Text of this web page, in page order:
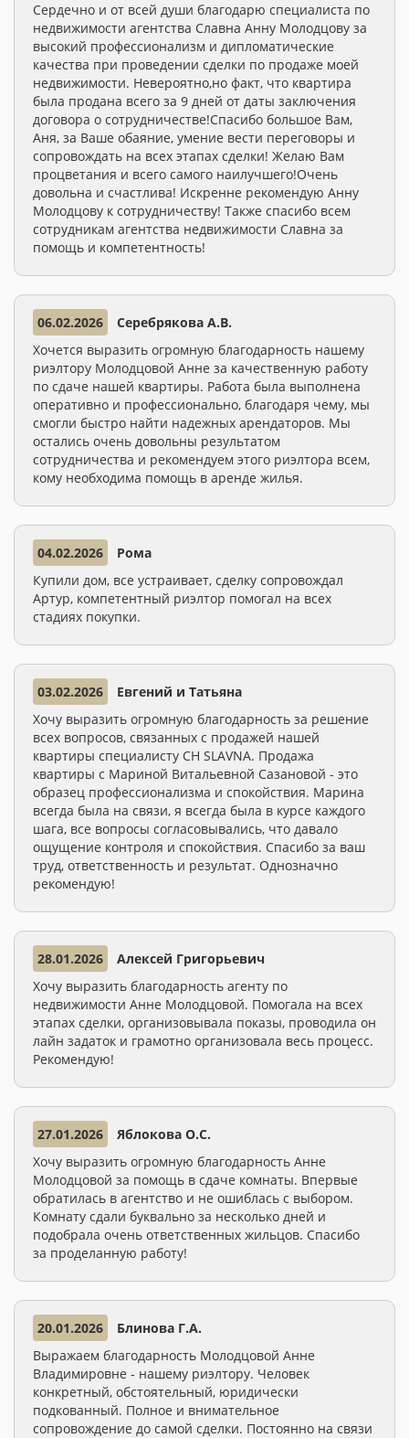
Сердечно и от всей души благодарю специалиста по
недвижимости агентства Славна Анну Молодцову за
высокий профессионализм и дипломатические
качества при проведении сделки по продаже моей
недвижимости. Невероятно,но факт, что квартира
была продана всего за 9 дней от даты заключения
договора о сотрудничестве!Спасибо большое Вам,
Аня, за Ваше обаяние, умение вести переговоры и
сопровождать на всех этапах сделки! Желаю Вам
процветания и всего самого наилучшего!Очень
довольна и счастлива! Искренне рекомендую Анну
Молодцову к сотрудничеству! Также спасибо всем
сотрудникам агентства недвижимости Славна за
помощь и компетентность!
06.02.2026
Серебрякова А.В.
Хочется выразить огромную благодарность нашему
риэлтору Молодцовой Анне за качественную работу
по сдаче нашей квартиры. Работа была выполнена
оперативно и профессионально, благодаря чему, мы
смогли быстро найти надежных арендаторов. Мы
остались очень довольны результатом
сотрудничества и рекомендуем этого риэлтора всем,
кому необходима помощь в аренде жилья.
04.02.2026
Рома
Купили дом, все устраивает, сделку сопровождал
Артур, компетентный риэлтор помогал на всех
стадиях покупки.
03.02.2026
Евгений и Татьяна
Хочу выразить огромную благодарность за решение
всех вопросов, связанных с продажей нашей
квартиры специалисту СН SLAVNA. Продажа
квартиры с Мариной Витальевной Сазановой - это
образец профессионализма и спокойствия. Марина
всегда была на связи, я всегда была в курсе каждого
шага, все вопросы согласовывались, что давало
ощущение контроля и спокойствия. Спасибо за ваш
труд, ответственность и результат. Однозначно
рекомендую!
28.01.2026
Алексей Григорьевич
Хочу выразить благодарность агенту по
недвижимости Анне Молодцовой. Помогала на всех
этапах сделки, организовывала показы, проводила он
лайн задаток и грамотно организовала весь процесс.
Рекомендую!
27.01.2026
Яблокова О.С.
Хочу выразить огромную благодарность Анне
Молодцовой за помощь в сдаче комнаты. Впервые
обратилась в агентство и не ошиблась с выбором.
Комнату сдали буквально за несколько дней и
подобрала очень ответственных жильцов. Спасибо
за проделанную работу!
20.01.2026
Блинова Г.А.
Выражаем благодарность Молодцовой Анне
Владимировне - нашему риэлтору. Человек
конкретный, обстоятельный, юридически
подкованный. Полное и внимательное
сопровождение до самой сделки. Постоянно на связи